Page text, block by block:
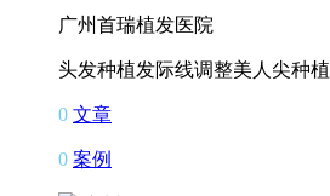
广州首瑞植发医院
头发种植发际线调整美人尖种植
0 文章
0 案例